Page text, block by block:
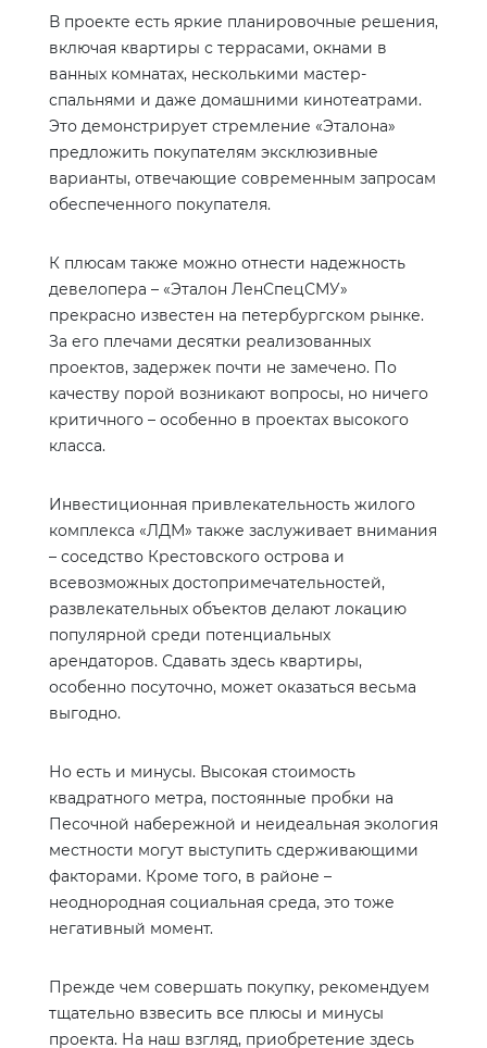
В проекте есть яркие планировочные решения,
включая квартиры с террасами, окнами в
ванных комнатах, несколькими мастер-
спальнями и даже домашними кинотеатрами.
Это демонстрирует стремление «Эталона»
предложить покупателям эксклюзивные
варианты, отвечающие современным запросам
обеспеченного покупателя.
К плюсам также можно отнести надежность
девелопера – «Эталон ЛенСпецСМУ»
прекрасно известен на петербургском рынке.
За его плечами десятки реализованных
проектов, задержек почти не замечено. По
качеству порой возникают вопросы, но ничего
критичного – особенно в проектах высокого
класса.
Инвестиционная привлекательность жилого
комплекса «ЛДМ» также заслуживает внимания
– соседство Крестовского острова и
всевозможных достопримечательностей,
развлекательных объектов делают локацию
популярной среди потенциальных
арендаторов. Сдавать здесь квартиры,
особенно посуточно, может оказаться весьма
выгодно.
Но есть и минусы. Высокая стоимость
квадратного метра, постоянные пробки на
Песочной набережной и неидеальная экология
местности могут выступить сдерживающими
факторами. Кроме того, в районе –
неоднородная социальная среда, это тоже
негативный момент.
Прежде чем совершать покупку, рекомендуем
тщательно взвесить все плюсы и минусы
проекта. На наш взгляд, приобретение здесь